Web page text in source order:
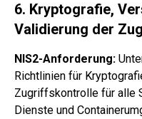
6. Kryptografie,
Validierung der
NIS2-Anforderung:
Richtlinien für
Zugriffskontrolle für alle
Dienste und